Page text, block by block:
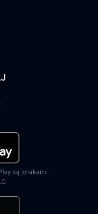
są znakami